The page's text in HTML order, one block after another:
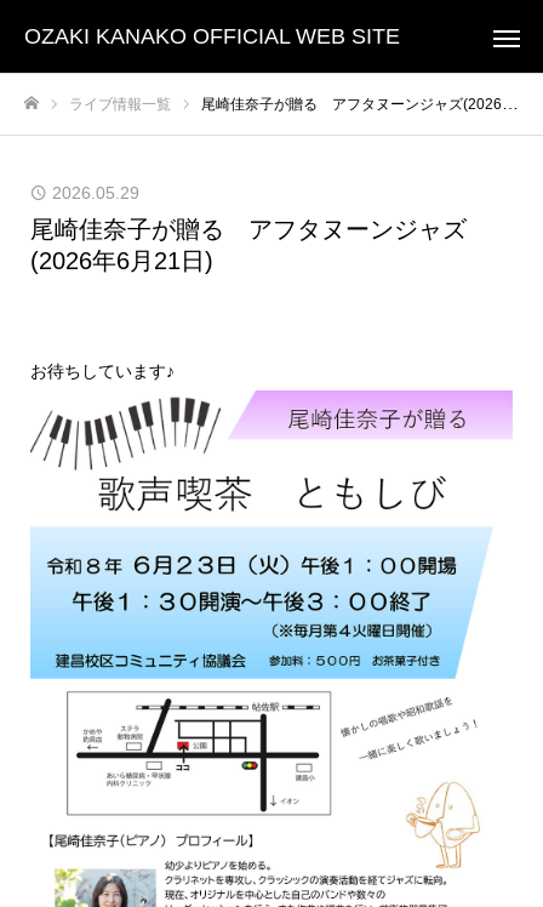
OZAKI KANAKO OFFICIAL WEB SITE
ライブ情報一覧 尾崎佳奈子が贈る アフタヌーンジャズ(2026年6月21日)
2026.05.29
尾崎佳奈子が贈る アフタヌーンジャズ
(2026年6月21日)
お待ちしています♪